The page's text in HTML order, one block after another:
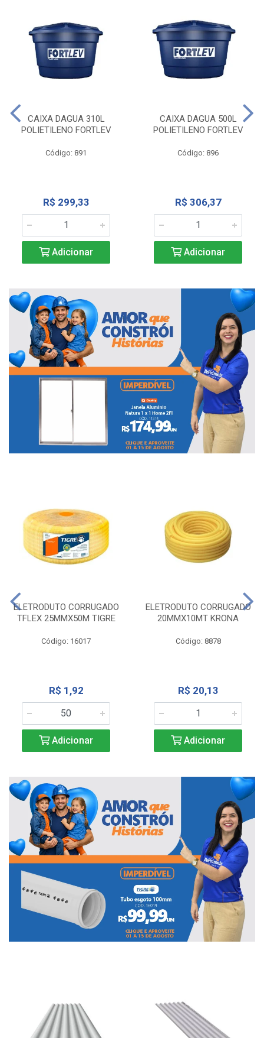
CAIXA DAGUA 310L
POLIETILENO FORTLEV
Código: 891
R$ 299,33
Adicionar
CAIXA DAGUA 500L
POLIETILENO FORTLEV
Código: 896
R$ 306,37
Adicionar
ELETRODUTO CORRUGADO
TFLEX 25MMX50M TIGRE
Código: 16017
R$ 1,92
Adicionar
ELETRODUTO CORRUGADO
20MMX10MT KRONA
Código: 8878
R$ 20,13
Adicionar